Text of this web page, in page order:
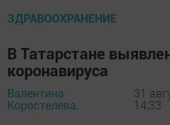
ЗДРАВООХРАНЕНИЕ
В Татарстане
коронавируса
Валентина
Коростелева,
31
14:33